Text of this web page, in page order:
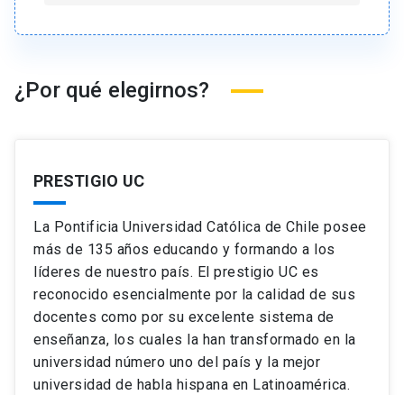
¿Por qué elegirnos?
PRESTIGIO UC
La Pontificia Universidad Católica de Chile posee
más de 135 años educando y formando a los
líderes de nuestro país. El prestigio UC es
reconocido esencialmente por la calidad de sus
docentes como por su excelente sistema de
enseñanza, los cuales la han transformado en la
universidad número uno del país y la mejor
universidad de habla hispana en Latinoamérica.